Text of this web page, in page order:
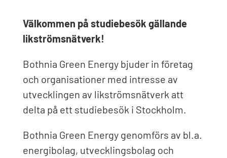
Välkommen på studiebesök gällande
likströmsnätverk!
Bothnia Green Energy bjuder in företag
och organisationer med intresse av
utvecklingen av likströmsnätverk att
delta på ett studiebesök i Stockholm.
Bothnia Green Energy genomförs av bl.a.
energibolag, utvecklingsbolag och